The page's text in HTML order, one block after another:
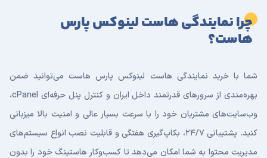
چرا نمایندگی هاست لینوکس پارس
هاست؟
شما با خرید نمایندگی هاست لینوکس پارس هاست می‌توانید ضمن
بهره‌مندی از سرورهای قدرتمند داخل ایران و کنترل پنل حرفه‌ای cPanel،
وب‌سایت‌های مشتریان خود را با سرعت بسیار عالی و امنیت بالا میزبانی
کنید. پشتیبانی ٢۴/٧، بکاپ‌گیری هفتگی و قابلیت نصب انواع سیستم‌های
مدیریت محتوا به شما امکان می‌دهد تا کسب‌وکار هاستینگ خود را بدون